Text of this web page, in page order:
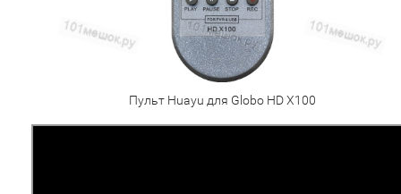
Пульт Huayu для Globo HD X100